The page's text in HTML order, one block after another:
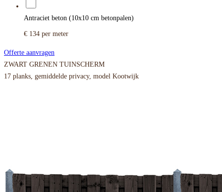
Antraciet beton (10x10 cm betonpalen)
€ 134 per meter
Offerte aanvragen
ZWART GRENEN TUINSCHERM
17 planks, gemiddelde privacy, model Kootwijk